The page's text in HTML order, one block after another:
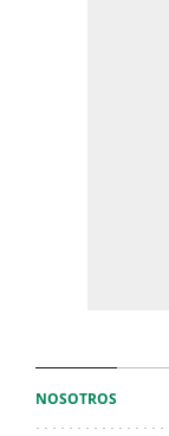
NOSOTROS